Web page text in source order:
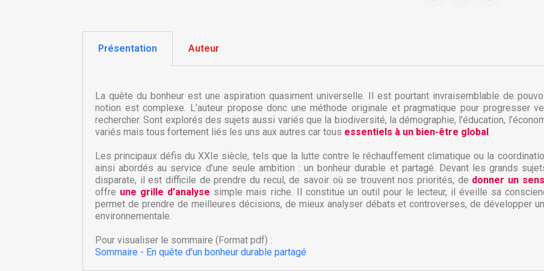
add_circle_outline Créer une nouvelle liste
Créer une liste d'envies
Connexion
Présentation Auteur
La quête du bonheur est une aspiration quasiment universelle. Il est pourtant invraisemblable de
notion est complexe. L’auteur propose donc une méthode originale et pragmatique pour progresser
rechercher. Sont explorés des sujets aussi variés que la biodiversité, la démographie, l’éducation,
variés mais tous fortement liés les uns aux autres car tous essentiels à un bien-être global.
Les principaux défis du XXIe siècle, tels que la lutte contre le réchauffement climatique ou la
ainsi abordés au service d’une seule ambition : un bonheur durable et partagé. Devant les grands
disparate, il est difficile de prendre du recul, de savoir où se trouvent nos priorités, de donner un
offre une grille d’analyse simple mais riche. Il constitue un outil pour le lecteur, il éveille sa
permet de prendre de meilleures décisions, de mieux analyser débats et controverses, de développer
environnementale.
Pour visualiser le sommaire (Format pdf) :
Sommaire - En quête d'un bonheur durable partagé